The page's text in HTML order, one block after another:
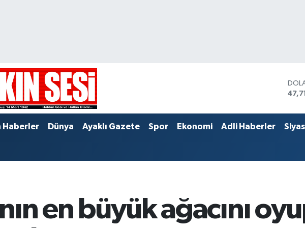
Haberler Dünya Ayaklı Gazete Spor Ekonomi Adli Haberler
en büyük ağacını